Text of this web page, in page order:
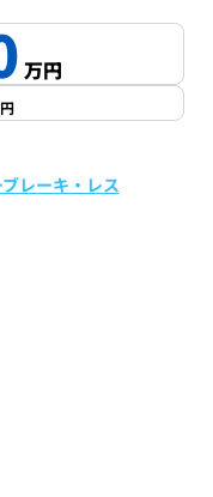
万円
レーキ・レス